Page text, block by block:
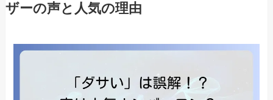
ザーの声と人気の理由